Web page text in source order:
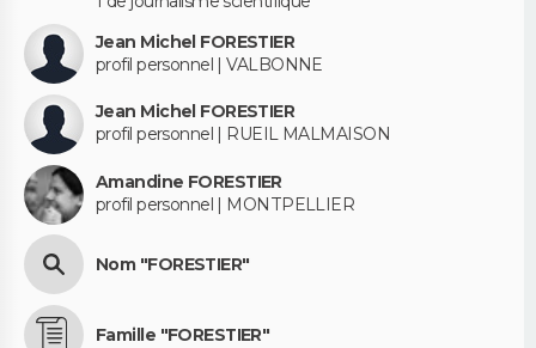
Jean Michel FORESTIER
profil personnel | VALBONNE
Jean Michel FORESTIER
profil personnel | RUEIL MALMAISON
Amandine FORESTIER
profil personnel | MONTPELLIER
Nom "FORESTIER"
Famille "FORESTIER"